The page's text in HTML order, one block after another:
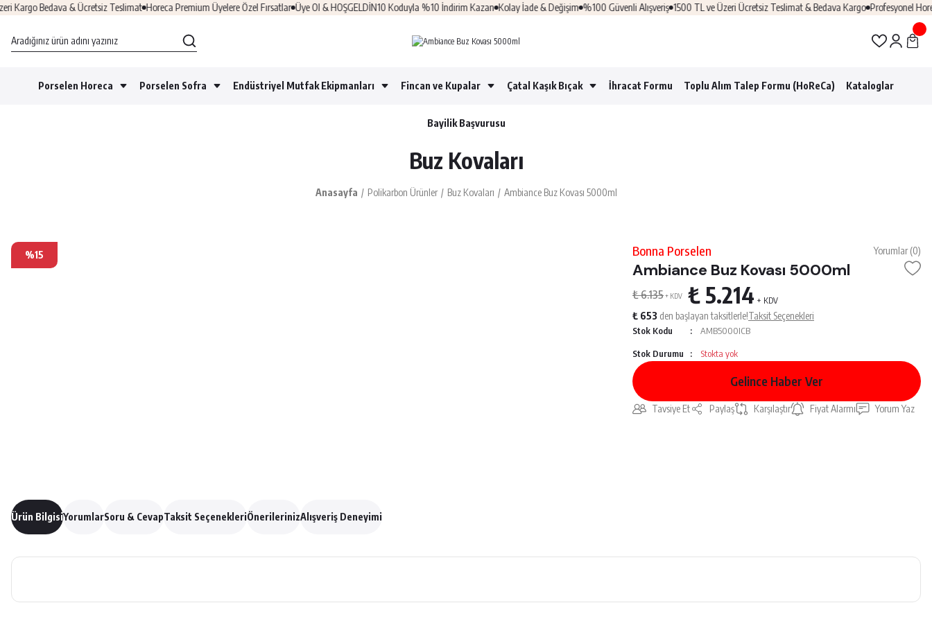
Bedava & Ücretsiz Teslimat Horeca Premium Üyelere Özel Fırsatlar Üye Ol & HOŞGELDİN10 Koduyla %10 İndirim Kazan Kolay İade & Değişim %100 Güvenli Alışveriş 1500 TL ve Üzeri Ücretsiz Teslimat & Bedava Kargo Profesyonel Horeca
Porselen Horeca Porselen Sofra Endüstriyel Mutfak Ekipmanları Fincan ve Kupalar Çatal Kaşık Bıçak İhracat Formu Toplu Alım Talep Formu (HoReCa) Kataloglar
Bayilik Başvurusu
Buz Kovaları
Anasayfa Polikarbon Ürünler Buz Kovaları Ambiance Buz Kovası 5000ml
%15 Bonna Porselen Yorumlar (0)
Ambiance Buz Kovası 5000ml
₺ 6.135+ KDV ₺ 5.214 + KDV
₺ 653 den başlayan taksitlerle!Taksit Seçenekleri
Stok Kodu AMB5000ICB
Stok Durumu Stokta yok
Gelince Haber Ver
Tavsiye Et Paylaş Karşılaştır Fiyat Alarmı Yorum Yaz
Ürün BilgisiYorumlarSoru & CevapTaksit SeçenekleriÖnerilerinizAlışveriş Deneyimi